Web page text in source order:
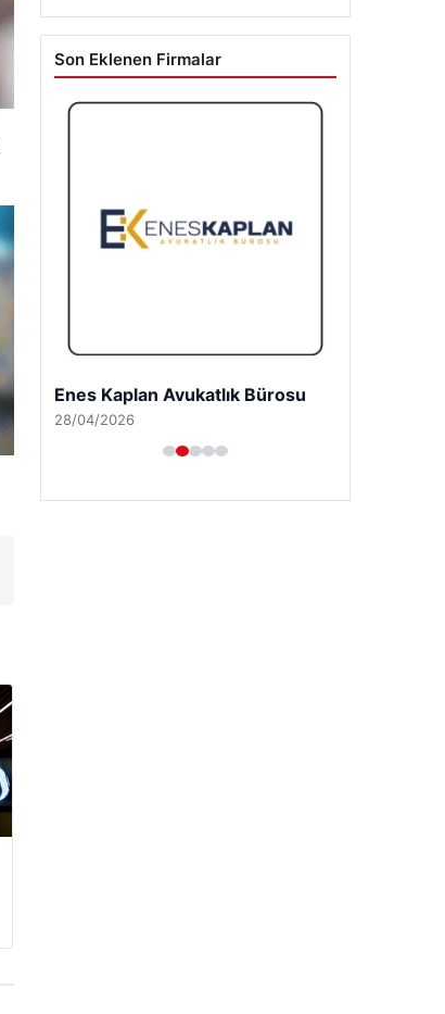
Son Eklenen Firmalar
Enes Kaplan Avukatlık Bürosu
28/04/2026